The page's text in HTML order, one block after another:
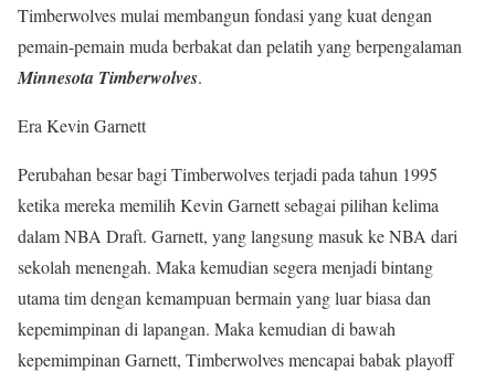
Timberwolves mulai membangun fondasi yang kuat dengan
pemain-pemain muda berbakat dan pelatih yang berpengalaman
Minnesota Timberwolves.
Era Kevin Garnett
Perubahan besar bagi Timberwolves terjadi pada tahun 1995
ketika mereka memilih Kevin Garnett sebagai pilihan kelima
dalam NBA Draft. Garnett, yang langsung masuk ke NBA dari
sekolah menengah. Maka kemudian segera menjadi bintang
utama tim dengan kemampuan bermain yang luar biasa dan
kepemimpinan di lapangan. Maka kemudian di bawah
kepemimpinan Garnett, Timberwolves mencapai babak playoff